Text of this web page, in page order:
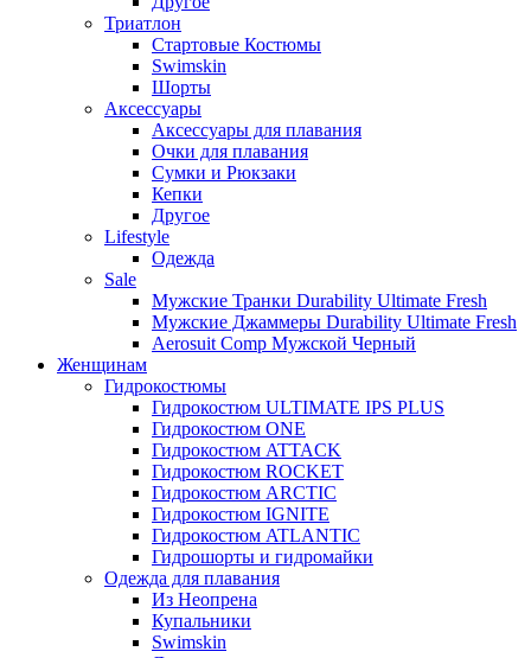
Триатлон
Стартовые Костюмы
Swimskin
Шорты
Аксессуары
Аксессуары для плавания
Очки для плавания
Сумки и Рюкзаки
Кепки
Другое
Lifestyle
Одежда
Sale
Мужские Транки Durability Ultimate Fresh
Мужские Джаммеры Durability Ultimate Fresh
Aerosuit Comp Мужской Черный
Женщинам
Гидрокостюмы
Гидрокостюм ULTIMATE IPS PLUS
Гидрокостюм ONE
Гидрокостюм ATTACK
Гидрокостюм ROCKET
Гидрокостюм ARCTIC
Гидрокостюм IGNITE
Гидрокостюм ATLANTIC
Гидрошорты и гидромайки
Одежда для плавания
Из Неопрена
Купальники
Swimskin